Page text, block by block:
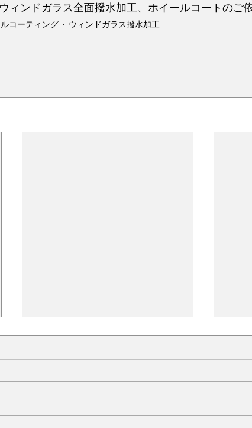
ィンドガラス全面撥水加工、ホイールコートのご依
コーティング ウィンドガラス撥水加工